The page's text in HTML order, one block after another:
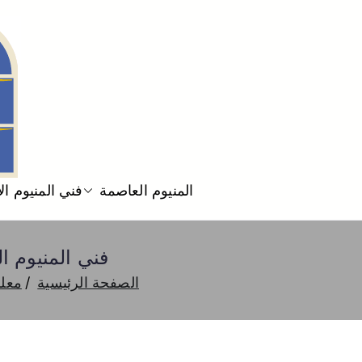
المنيوم العاصمة فني المنيوم
فني المنيوم العارضية 52227343 فني
الصفحة الرئيسية